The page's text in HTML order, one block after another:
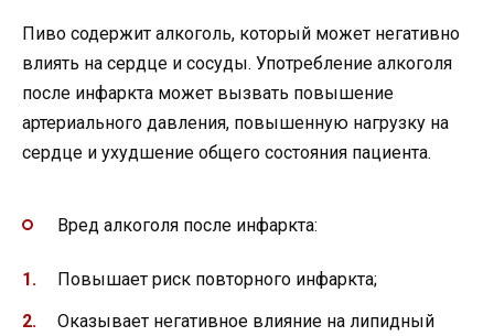
Пиво содержит алкоголь, который может негативно
влиять на сердце и сосуды. Употребление алкоголя
после инфаркта может вызвать повышение
артериального давления, повышенную нагрузку на
сердце и ухудшение общего состояния пациента.
Вред алкоголя после инфаркта:
Повышает риск повторного инфаркта;
Оказывает негативное влияние на липидный